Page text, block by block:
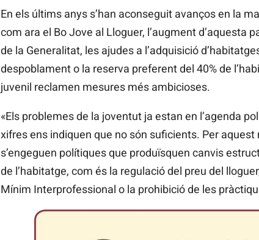
En els últims anys s’han aconseguit avanços en la
com ara el Bo Jove al Lloguer, l’augment d’aquesta
de la Generalitat, les ajudes a l’adquisició
despoblament o la reserva preferent del 40% de
juvenil reclamen mesures més ambicioses.
«Els problemes de la joventut ja estan en l’agenda
xifres ens indiquen que no són suficients. Per
s’engeguen polítiques que produïsquen canvis
de l’habitatge, com és la regulació del preu del
Mínim Interprofessional o la prohibició de les